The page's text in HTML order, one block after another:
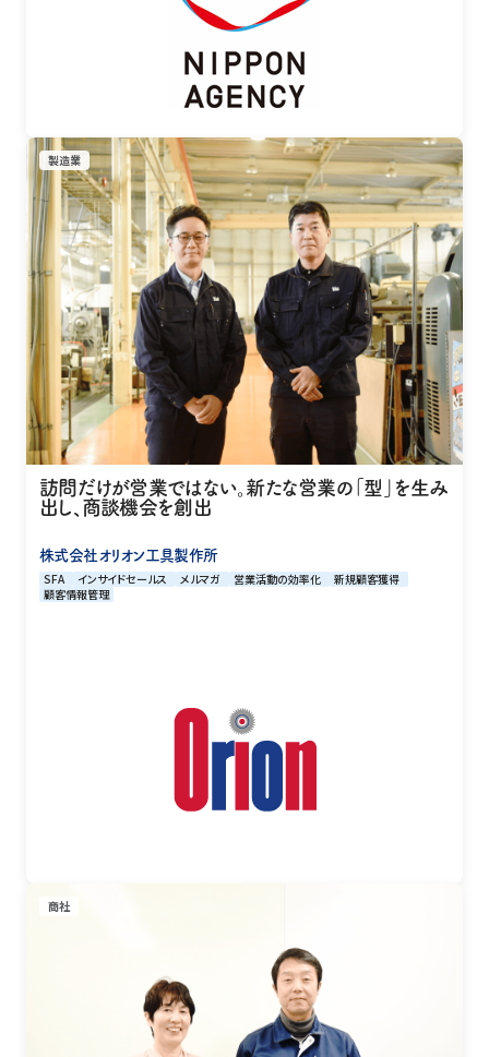
製造業
訪問だけが営業ではない。新たな営業の「型」を生み
出し、商談機会を創出
株式会社オリオン工具製作所
SFA インサイドセールス メルマガ 営業活動の効率化
新規顧客獲得
顧客情報管理
商社